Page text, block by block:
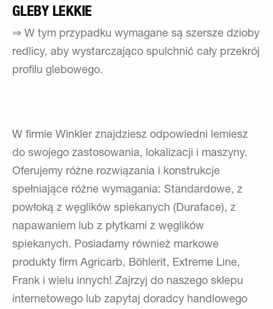
GLEBY LEKKIE
⇒ W tym przypadku wymagane są szersze dzioby
redlicy, aby wystarczająco spulchnić cały przekrój
profilu glebowego.
W firmie Winkler znajdziesz odpowiedni lemiesz
do swojego zastosowania, lokalizacji i maszyny.
Oferujemy różne rozwiązania i konstrukcje
spełniające różne wymagania: Standardowe, z
powłoką z węglików spiekanych (Duraface), z
napawaniem lub z płytkami z węglików
spiekanych. Posiadamy również markowe
produkty firm Agricarb, Böhlerit, Extreme Line,
Frank i wielu innych! Zajrzyj do naszego sklepu
internetowego lub zapytaj doradcy handlowego